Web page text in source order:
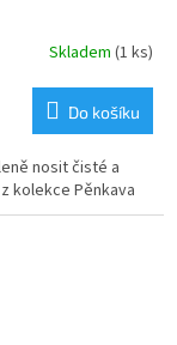
Skladem (1 ks)
Do košíku
nosit čisté a
kolekce Pěnkava